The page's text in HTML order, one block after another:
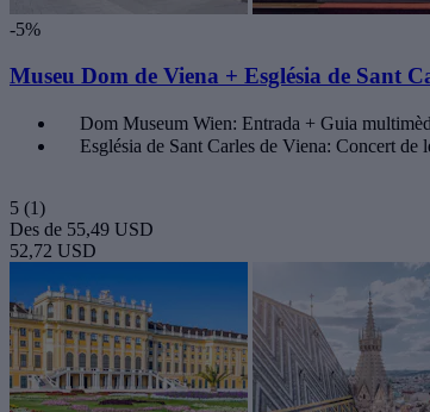
-5%
Museu Dom de Viena + Església de Sant
Dom Museum Wien: Entrada + Guia
Església de Sant Carles de Viena: Concert de
5 (1)
Des de 55,49 USD
52,72 USD